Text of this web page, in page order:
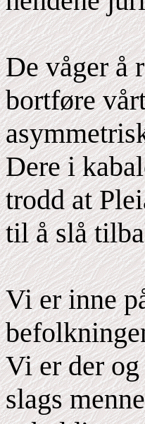
De våger å
bortføre
Dere i
trodd at
til å slå
Vi er inne
Vi er der
slags